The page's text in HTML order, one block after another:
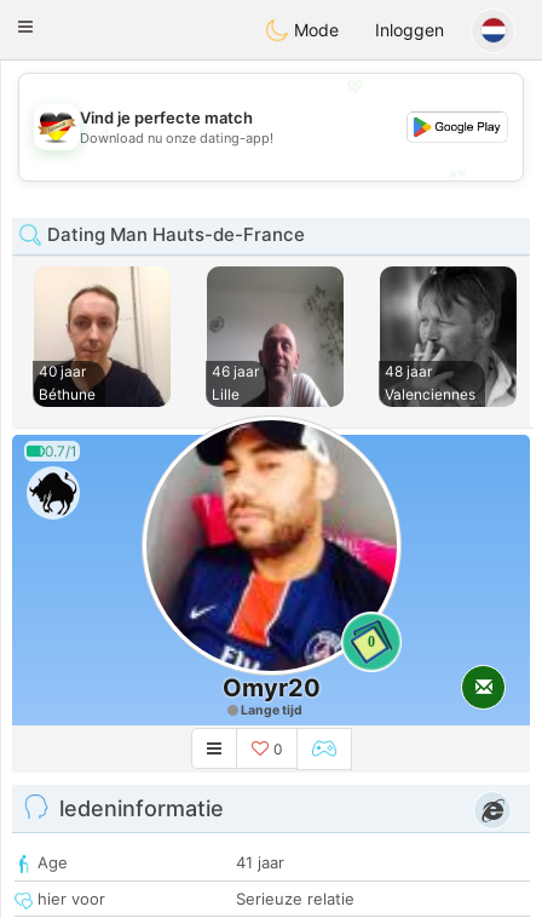
Deutsch Dating
Toggle
Mode Inloggen
💕
Vind je perfecte match
Download nu onze dating-app!
Dating Man Hauts-de-France
40 jaar
Béthune
46 jaar
Lille
48 jaar
Valenciennes
0.7/1
0
Omyr20
Lange tijd
0
ledeninformatie
Age
41 jaar
hier voor
Serieuze relatie